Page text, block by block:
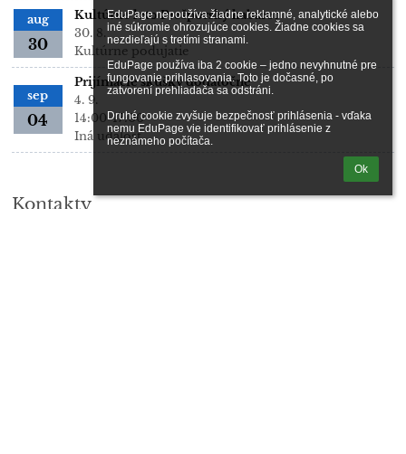
EduPage nepoužíva žiadne reklamné, analytické alebo
iné súkromie ohrozujúce cookies. Žiadne cookies sa
nezdieľajú s tretími stranami.
EduPage používa iba 2 cookie – jedno nevyhnutné pre
fungovanie prihlasovania. Toto je dočasné, po
zatvorení prehliadača sa odstráni.
Druhé cookie zvyšuje bezpečnosť prihlásenia - vďaka
nemu EduPage vie identifikovať prihlásenie z
neznámeho počítača.
Ok
aug
30
Kultúrne leto Prešporský kabaret
30. 8.
Kultúrne podujatie
sep
04
Prijímacie skúšky dodatočné
4. 9.
14:00-17:00
Iná udalosť
Kontakty